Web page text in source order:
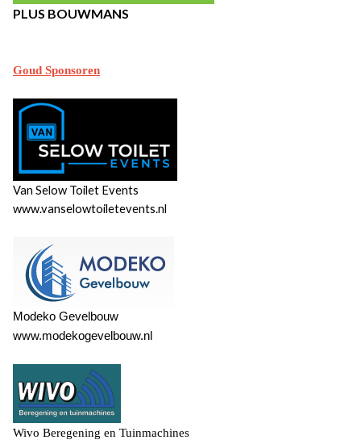
PLUS BOUWMANS
Goud Sponsoren
Van Selow Toilet Events
www.vanselowtoiletevents.nl ​​​​​​
Modeko Gevelbouw
www.modekogevelbouw.nl
Wivo Beregening en Tuinmachines